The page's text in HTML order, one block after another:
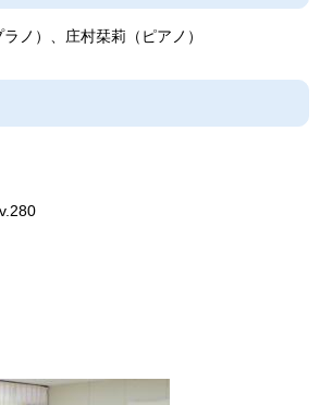
ノ）、庄村栞莉（ピアノ）